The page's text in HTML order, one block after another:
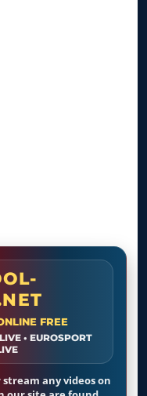
FREE
• EUROSPORT
any videos on